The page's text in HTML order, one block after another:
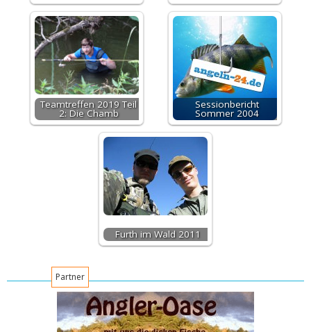
Teamtreffen 2019 Teil
2: Die Chamb
Sessionbericht
Sommer 2004
Furth im Wald 2011
Partner